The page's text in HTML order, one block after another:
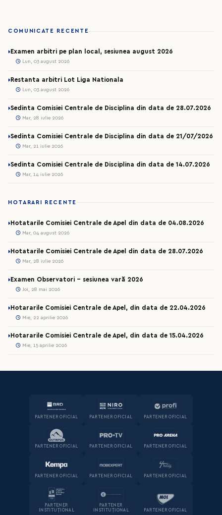
COMUNICATE RECENTE
Examen arbitri pe plan local, sesiunea august 2026
Lun, 03 august 2026
Restanta arbitri Lot Liga Nationala
Lun, 03 august 2026
Sedinta Comisiei Centrale de Disciplina din data de 28.07.2026
Mar, 28 iulie 2026
Sedinta Comisiei Centrale de Disciplina din data de 21/07/2026
Mar, 21 iulie 2026
Sedinta Comisiei Centrale de Disciplina din data de 14.07.2026
Mar, 14 iulie 2026
HOTARARI RECENTE
Hotatarile Comisiei Centrale de Apel din data de 04.08.2026
Mar, 04 august 2026
Hotatarile Comisiei Centrale de Apel din data de 28.07.2026
Mar, 28 iulie 2026
Examen Observatori - sesiunea vară 2026
Joi, 28 mai 2026
Hotararile Comisiei Centrale de Apel, din data de 22.04.2026
Mie, 22 aprilie 2026
Hotararile Comisiei Centrale de Apel, din data de 15.04.2026
Mie, 15 aprilie 2026
PARTENER OFICIAL PARTENER OFICIAL PARTENER OFICIAL
PARTENER OFICIAL PARTENER OFICIAL PARTENER OFICIAL
PARTENER OFICIAL PARTENER OFICIAL PARTENER OFICIAL
PARTENER
INSTITUȚIONAL
PARTENER
INSTITUȚIONAL
PARTENER OFICIAL